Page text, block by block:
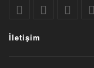
İletişim